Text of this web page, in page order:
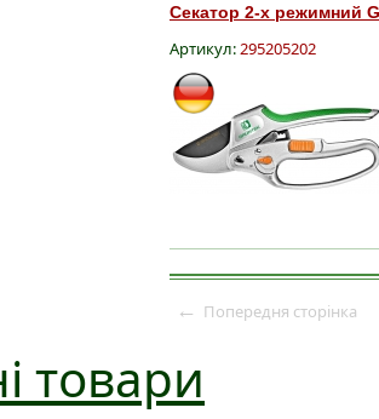
Секатор 2-х режимний
Артикул:295205202
← Попередня сторінка
товари